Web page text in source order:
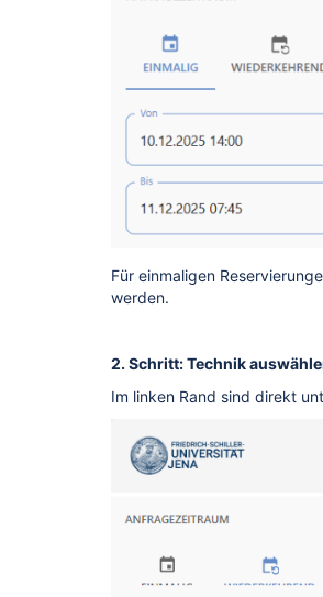
Für einmaligen
werden.
2. Schritt: Technik
Im linken Rand sind direkt